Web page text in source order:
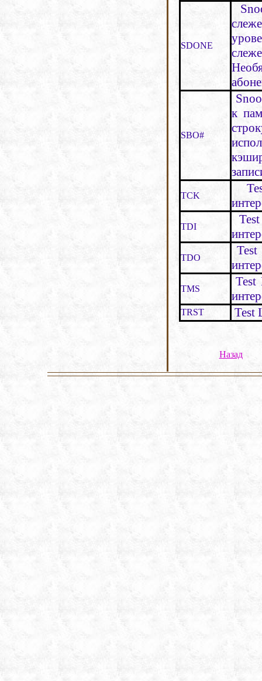
SDONE
SBO#
к
TCK
TDI
TDO
TMS
Test
TRST Test
Назад